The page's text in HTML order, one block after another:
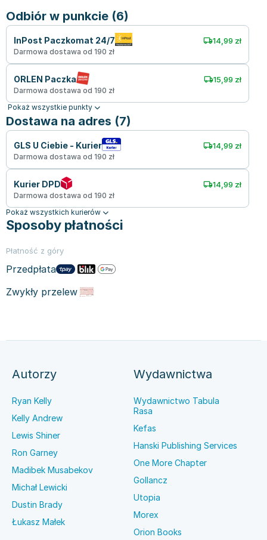
Odbiór w punkcie (6)
InPost Paczkomat 24/7 14,99 zł
Darmowa dostawa od 190 zł
ORLEN Paczka 15,99 zł
Darmowa dostawa od 190 zł
Pokaż wszystkie punkty
Dostawa na adres (7)
GLS U Ciebie - Kurier 14,99 zł
Darmowa dostawa od 190 zł
Kurier DPD 14,99 zł
Darmowa dostawa od 190 zł
Pokaż wszystkich kurierów
Sposoby płatności
Płatność z góry
Przedpłata
Zwykły przelew
Autorzy
Ryan Kelly
Kelly Andrew
Lewis Shiner
Ron Garney
Madibek Musabekov
Michał Lewicki
Dustin Brady
Łukasz Małek
Wydawnictwa
Wydawnictwo Tabula
Rasa
Kefas
Hanski Publishing Services
One More Chapter
Gollancz
Utopia
Morex
Orion Books